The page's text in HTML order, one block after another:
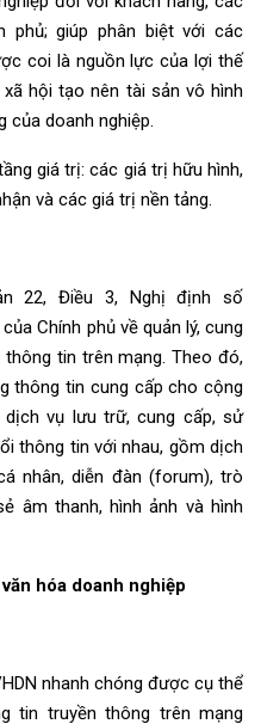
phủ; giúp phân biệt với các
coi là nguồn lực của lợi thế
hội tạo nên tài sản vô hình
của doanh nghiệp.
giá trị: các giá trị hữu hình,
và các giá trị nền tảng.
22, Điều 3, Nghị định số
Chính phủ về quản lý, cung
tin trên mạng. Theo đó,
thông tin cung cấp cho cộng
vụ lưu trữ, cung cấp, sử
thông tin với nhau, gồm dịch
nhân, diễn đàn (forum), trò
âm thanh, hình ảnh và hình
hóa doanh nghiệp
nhanh chóng được cụ thể
tin truyền thông trên mạng